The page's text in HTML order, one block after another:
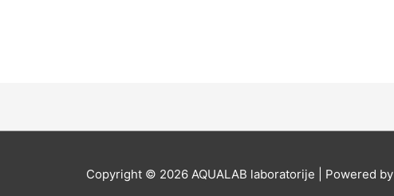
Copyright © 2026 AQUALAB laboratorije | Powered by